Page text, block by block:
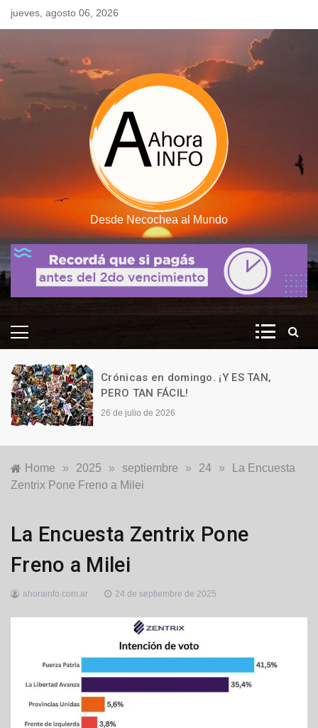
Skipjueves, agosto 06, 2026
Desde Necochea al Mundo
Crónicas en domingo. ¡Y ES TAN,
PERO TAN FÁCIL!
26 de julio de 2026
Home » 2025 » septiembre » 24 »
La Encuesta
Zentrix Pone Freno a Milei
Locales
La Encuesta Zentrix Pone
Freno a Milei
ahorainfo.com.ar 24 de septiembre de 2025